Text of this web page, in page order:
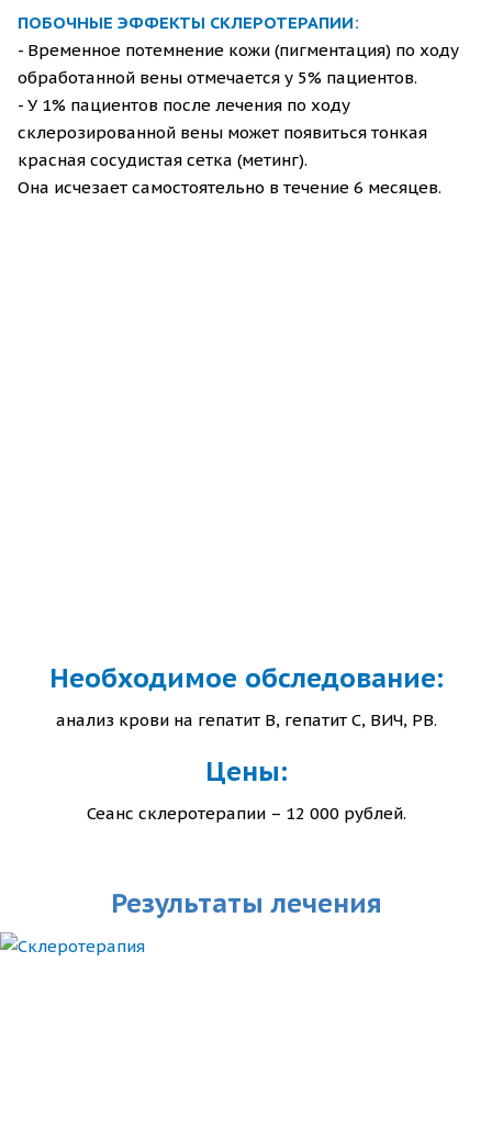
ПОБОЧНЫЕ ЭФФЕКТЫ СКЛЕРОТЕРАПИИ:
- Временное потемнение кожи (пигментация) по ходу
обработанной вены отмечается у 5% пациентов.
- У 1% пациентов после лечения по ходу
склерозированной вены может появиться тонкая
красная сосудистая сетка (метинг).
Она исчезает самостоятельно в течение 6 месяцев.
Необходимое обследование:
анализ крови на гепатит В, гепатит С, ВИЧ, РВ.
Цены:
Сеанс склеротерапии – 12 000 рублей.
Результаты лечения